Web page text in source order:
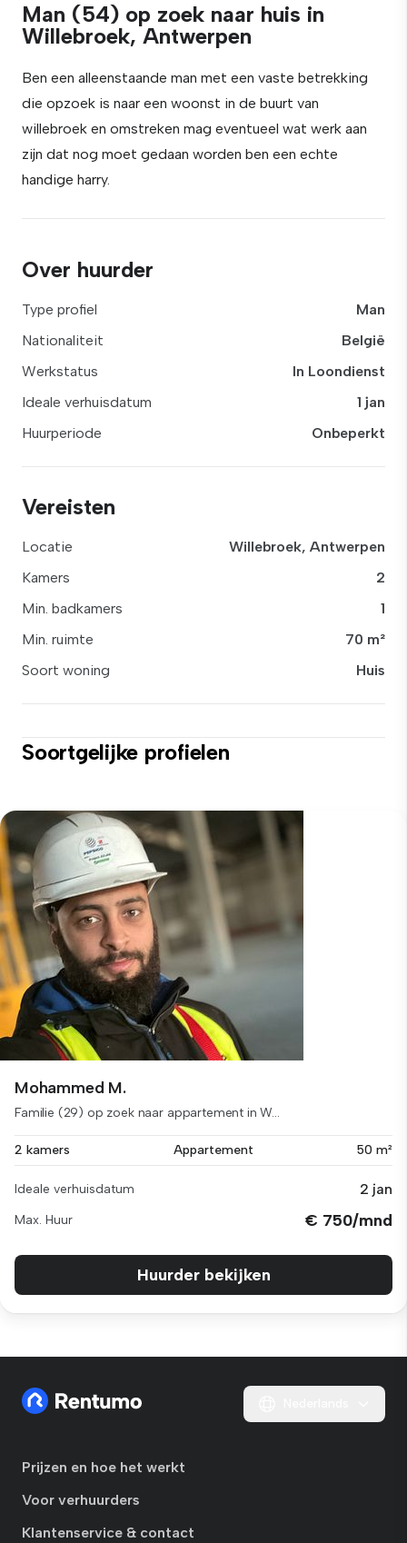
Man (54) op zoek naar huis in
Willebroek, Antwerpen
Ben een alleenstaande man met een vaste betrekking
die opzoek is naar een woonst in de buurt van
willebroek en omstreken mag eventueel wat werk aan
zijn dat nog moet gedaan worden ben een echte
handige harry.
Over huurder
Type profiel
Man
Nationaliteit
België
Werkstatus
In Loondienst
Ideale verhuisdatum
1 jan
Huurperiode
Onbeperkt
Vereisten
Locatie
Willebroek, Antwerpen
Kamers
2
Min. badkamers
1
Min. ruimte
70 m²
Soort woning
Huis
Soortgelijke profielen
Mohammed M.
Familie (29) op zoek naar appartement in W...
2 kamers Appartement 50 m²
Ideale verhuisdatum 2 jan
Max. Huur € 750/mnd
Huurder bekijken
Prijzen en hoe het werkt
Voor verhuurders
Klantenservice & contact